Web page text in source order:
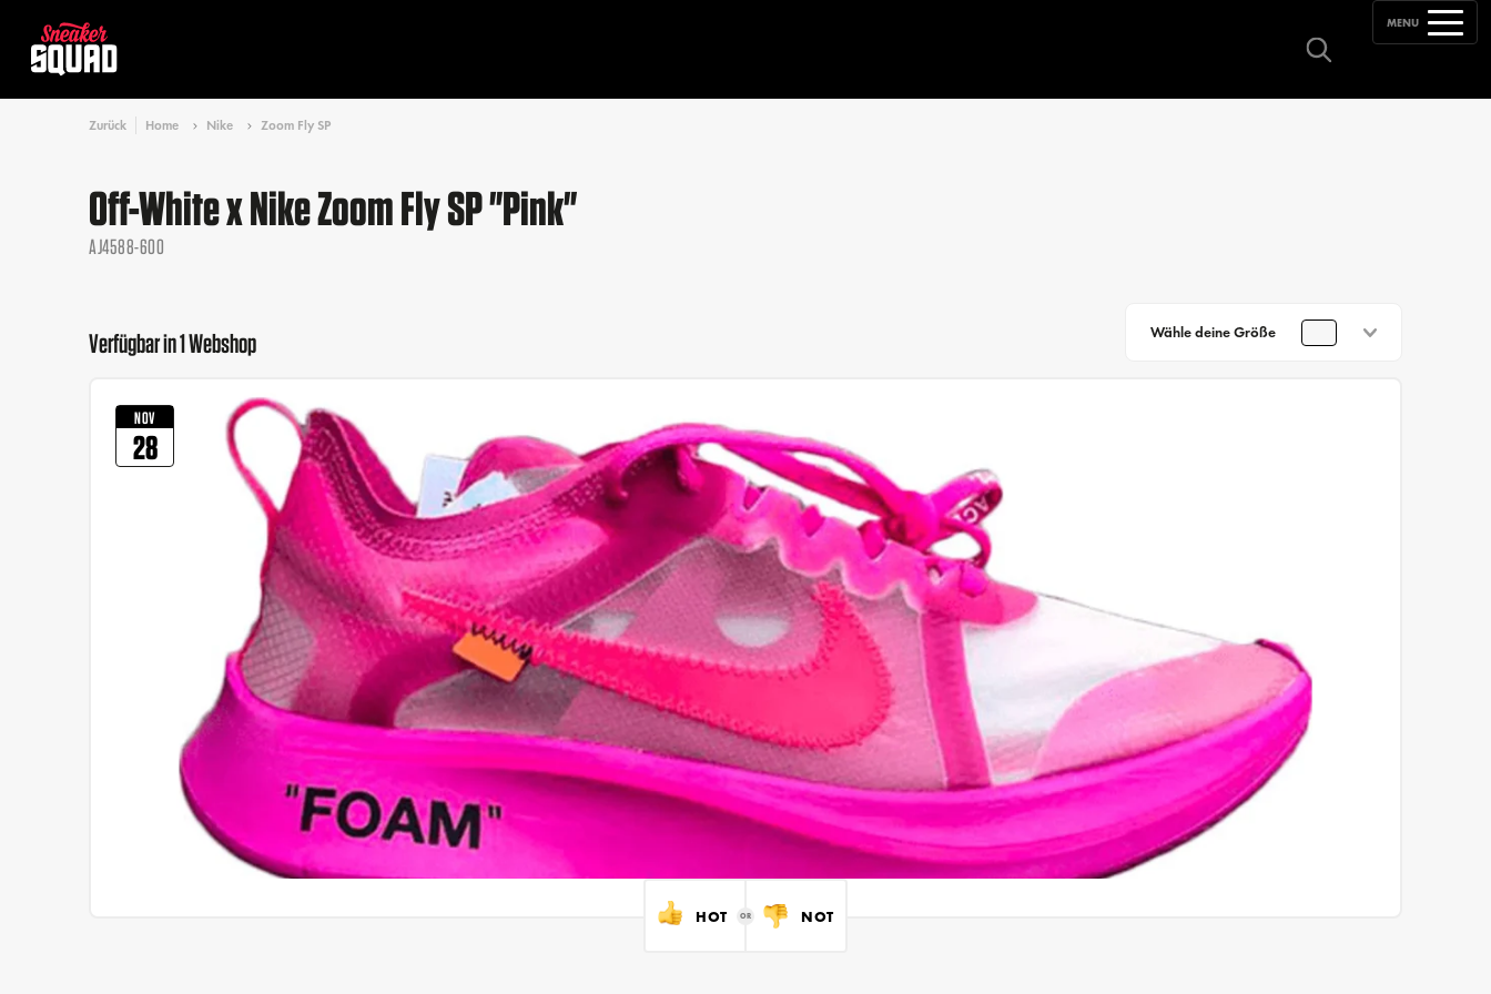
MENU
Zurück Home Nike Zoom Fly SP
Off-White x Nike Zoom Fly SP "Pink"
AJ4588-600
Verfügbar in 1 Webshop Wähle deine Größe
NOV
28
HOT NOT